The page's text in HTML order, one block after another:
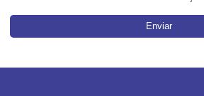
Enviar